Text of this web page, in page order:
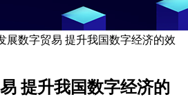
展数字贸易 提升我国数字经济的效
提升我国数字经济的